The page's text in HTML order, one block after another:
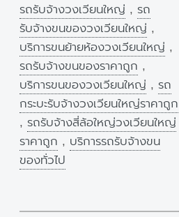
รถรับจ้างวงเวียนใหญ่ , รถ
รับจ้างขนของวงเวียนใหญ่ ,
บริการขนย้ายห้องวงเวียนใหญ่ ,
รถรับจ้างขนของราคาถูก ,
บริการขนของวงเวียนใหญ่ , รถ
กระบะรับจ้างวงเวียนใหญ่ราคาถูก
, รถรับจ้างสี่ล้อใหญ่วงเวียนใหญ่
ราคาถูก , บริการรถรับจ้างขน
ของทั่วไป